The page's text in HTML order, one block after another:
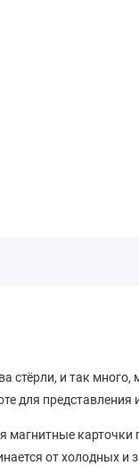
стёрли, и так
для
магнитные карточки
от холодных и